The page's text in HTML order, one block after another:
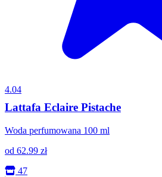
4.04
Lattafa Eclaire Pistache
Woda perfumowana 100 ml
od 62.99 zł
47